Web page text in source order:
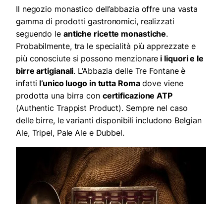
Il negozio monastico dell’abbazia offre una vasta
gamma di prodotti gastronomici, realizzati
seguendo le antiche ricette monastiche.
Probabilmente, tra le specialità più apprezzate e
più conosciute si possono menzionare i liquori e le
birre artigianali. L’Abbazia delle Tre Fontane è
infatti l’unico luogo in tutta Romadove viene
prodotta una birra con certificazione ATP
(Authentic Trappist Product). Sempre nel caso
delle birre, le varianti disponibili includono Belgian
Ale, Tripel, Pale Ale e Dubbel.